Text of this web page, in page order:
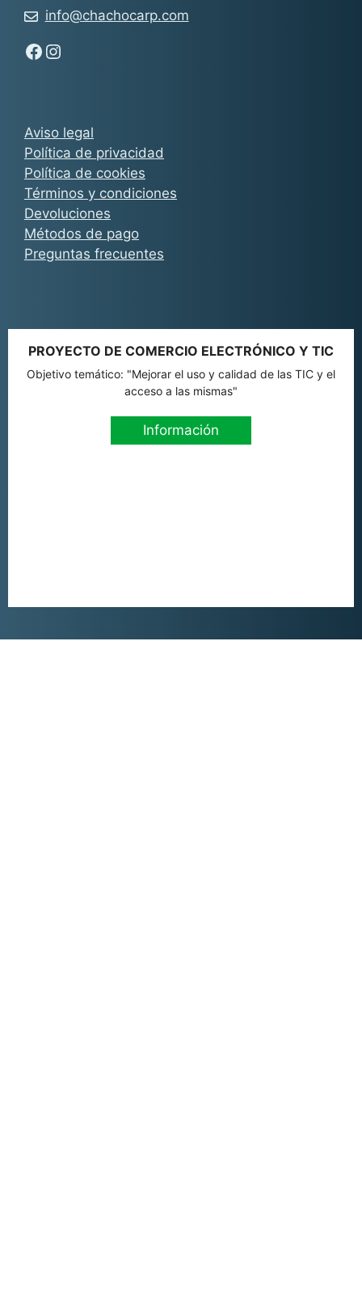
Aviso legal
Política de privacidad
Política de cookies
Términos y condiciones
Devoluciones
Métodos de pago
Preguntas frecuentes
info@chachocarp.com
Síguenos en Facebook - Chachocarp
Síguenos en Instagram - Chachocarp
PROYECTO DE COMERCIO ELECTRÓNICO Y TIC
Objetivo temático: "Mejorar el uso y calidad de las TIC y el
acceso a las mismas"
Información